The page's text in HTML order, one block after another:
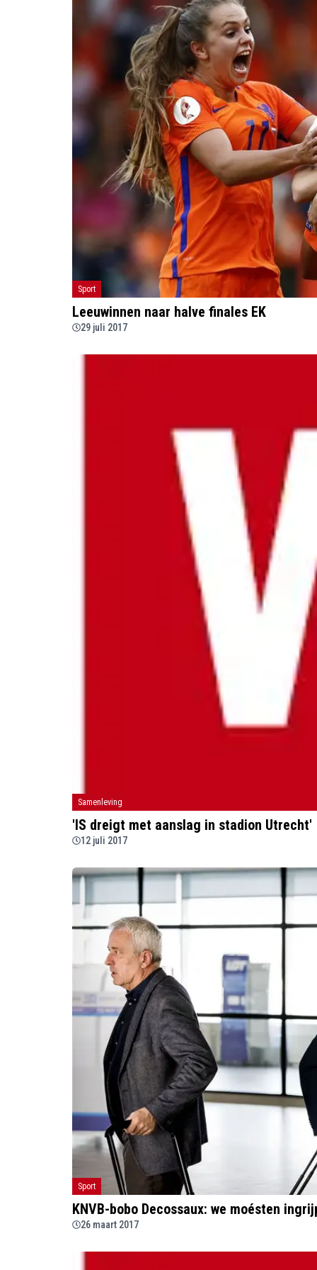
Sport
Leeuwinnen naar halve finales EK
29 juli 2017
Samenleving
'IS dreigt met aanslag in stadion Utrecht'
12 juli 2017
Sport
KNVB-bobo Decossaux: we moésten
26 maart 2017